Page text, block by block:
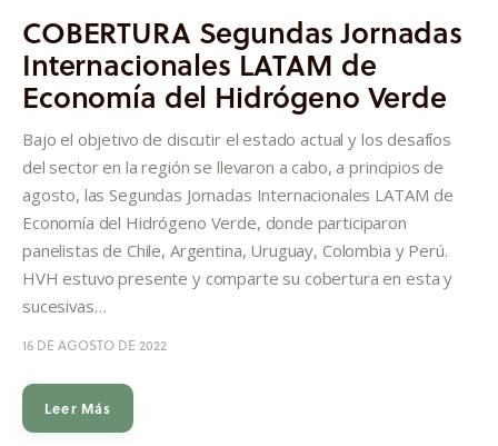
Proyectos
Informes
Quiénes somos
COBERTURA Segundas Jornadas
Internacionales LATAM de
Economía del Hidrógeno Verde
Bajo el objetivo de discutir el estado actual y los desafíos
del sector en la región se llevaron a cabo, a principios de
agosto, las Segundas Jornadas Internacionales LATAM de
Economía del Hidrógeno Verde, donde participaron
panelistas de Chile, Argentina, Uruguay, Colombia y Perú.
HVH estuvo presente y comparte su cobertura en esta y
sucesivas…
16 DE AGOSTO DE 2022
Leer Más